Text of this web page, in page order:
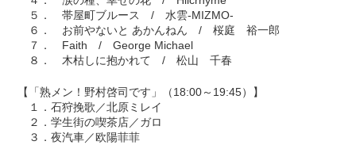
５． 帯屋町ブルース / 水雲-MIZMO-
６． お前やないと あかんねん / 桜庭 裕一郎
７． Faith / George Michael
８． 木枯しに抱かれて / 松山 千春
【「熟メン！野村啓司です」（18:00～19:45）】
１．石狩挽歌／北原ミレイ
２．学生街の喫茶店／ガロ
３．夜汽車／欧陽菲菲